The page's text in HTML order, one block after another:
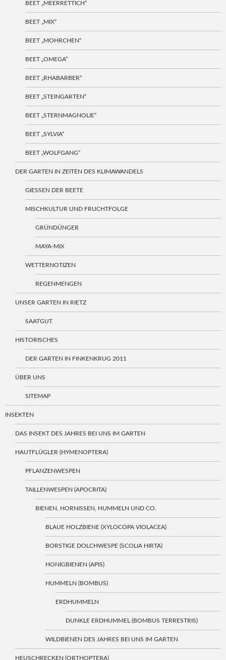
BEET „MEERRETTICH“
BEET „MIX“
BEET „MOHRCHEN“
BEET „OMEGA“
BEET „RHABARBER“
BEET „STEINGARTEN“
BEET „STERNMAGNOLIE“
BEET „SYLVIA“
BEET „WOLFGANG“
DER GARTEN IN ZEITEN DES KLIMAWANDELS
GIESSEN DER BEETE
MISCHKULTUR UND FRUCHTFOLGE
GRÜNDÜNGER
MAYA-MIX
WETTERNOTIZEN
REGENMENGEN
UNSER GARTEN IN RIETZ
SAATGUT
HISTORISCHES
DER GARTEN IN FINKENKRUG 2011
ÜBER UNS
SITEMAP
INSEKTEN
DAS INSEKT DES JAHRES BEI UNS IM GARTEN
HAUTFLÜGLER (HYMENOPTERA)
PFLANZENWESPEN
TAILLENWESPEN (APOCRITA)
BIENEN, HORNISSEN, HUMMELN UND CO.
BLAUE HOLZBIENE (XYLOCOPA VIOLACEA)
BORSTIGE DOLCHWESPE (SCOLIA HIRTA)
HONIGBIENEN (APIS)
HUMMELN (BOMBUS)
ERDHUMMELN
DUNKLE ERDHUMMEL (BOMBUS TERRESTRIS)
WILDBIENEN DES JAHRES BEI UNS IM GARTEN
HEUSCHRECKEN (ORTHOPTERA)